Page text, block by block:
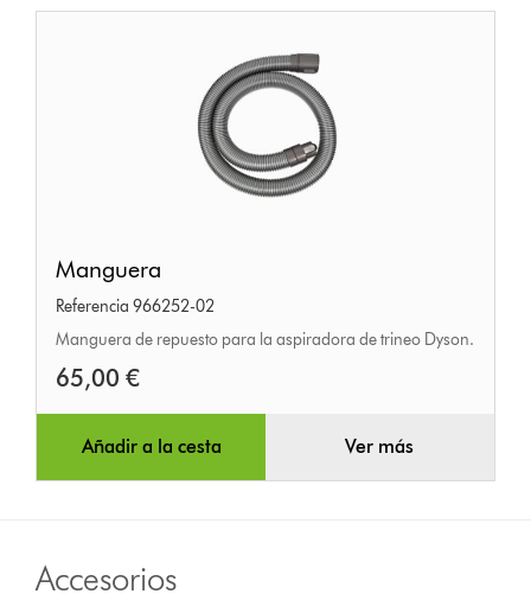
Manguera
Referencia 966252-02
Manguera de repuesto para la aspiradora de trineo Dyson.
65,00 €
Añadir a la cesta Ver más
Accesorios